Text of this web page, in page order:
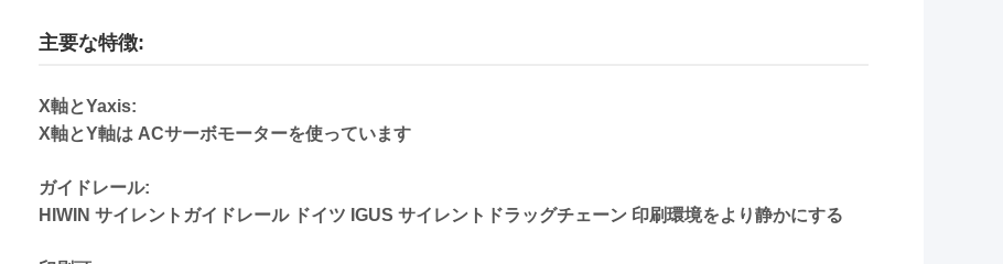
主要な特徴:
X軸とYaxis:
X軸とY軸は ACサーボモーターを使っています
ガイドレール:
HIWIN サイレントガイドレール ドイツ IGUS サイレントドラッグチェーン 印刷環境をより静かにする